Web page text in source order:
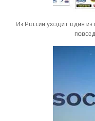
Из России уходит один